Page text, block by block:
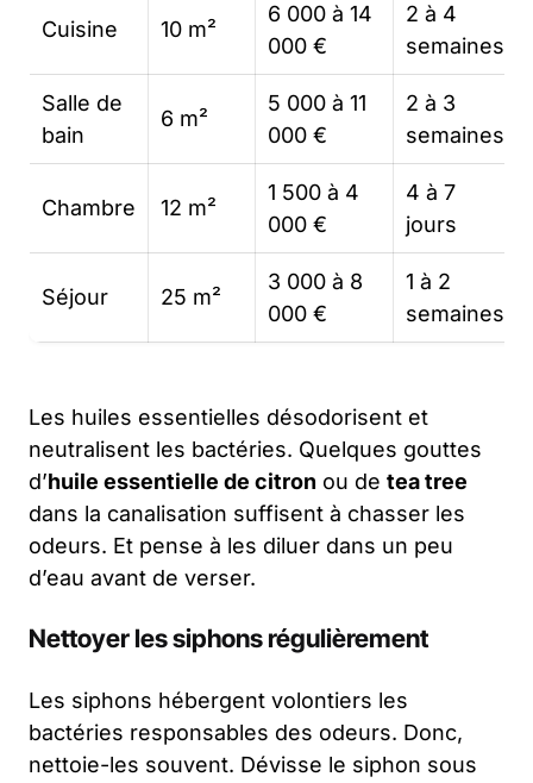
Cuisine 10 m²
6 000 à 14
000 €
2 à 4
semaines
Salle de
bain
6 m²
5 000 à 11
000 €
2 à 3
semaines
Chambre 12 m²
1 500 à 4
000 €
4 à 7
jours
Séjour 25 m²
3 000 à 8
000 €
1 à 2
semaines
Les huiles essentielles désodorisent et
neutralisent les bactéries. Quelques gouttes
d’huile essentielle de citron ou de tea tree
dans la canalisation suffisent à chasser les
odeurs. Et pense à les diluer dans un peu
d’eau avant de verser.
Nettoyer les siphons régulièrement
Les siphons hébergent volontiers les
bactéries responsables des odeurs. Donc,
nettoie-les souvent. Dévisse le siphon sous